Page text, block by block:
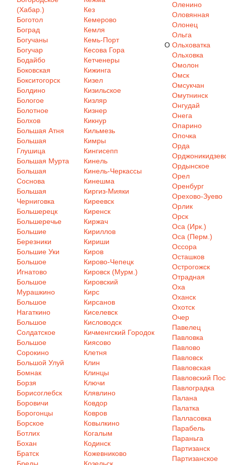
(Хабар.)
Боготол
Боград
Богучаны
Богучар
Бодайбо
Боковская
Бокситогорск
Болдино
Бологое
Болотное
Болхов
Большая Атня
Большая
Глушица
Большая Мурта
Большая
Соснова
Большая
Черниговка
Большерецк
Большеречье
Большие
Березники
Большие Уки
Большое
Игнатово
Большое
Мурашкино
Большое
Нагаткино
Большое
Солдатское
Большое
Сорокино
Большой Улуй
Бомнак
Борзя
Борисоглебск
Боровичи
Борогонцы
Борское
Ботлих
Бохан
Братск
Кез
Кемерово
Кемля
Кемь-Порт
Кесова Гора
Кетченеры
Кижинга
Кизел
Кизильское
Кизляр
Кизнер
Кикнур
Кильмезь
Кимры
Кингисепп
Кинель
Кинель-Черкассы
Кинешма
Киргиз-Мияки
Киреевск
Киренск
Киржач
Кириллов
Кириши
Киров
Кирово-Чепецк
Кировск (Мурм.)
Кировский
Кирс
Кирсанов
Киселевск
Кисловодск
Кичменгский Городок
Киясово
Клетня
Клин
Клинцы
Ключи
Клявлино
Ковдор
Ковров
Ковылкино
Когалым
Кодинск
Кожевниково
О
Оленино
Оловянная
Олонец
Ольга
Ольховатка
Ольховка
Омолон
Омск
Омсукчан
Омутнинск
Онгудай
Онега
Опарино
Опочка
Орда
Ордынское
Орел
Оренбург
Орехово-Зуево
Орлик
Орск
Оса (Ирк.)
Оса (Перм.)
Оссора
Осташков
Острогожск
Отрадная
Оха
Оханск
Охотск
Очер
Павелец
Павловка
Павлово
Павловск
Павловская
Павловский
Павлоградка
Палана
Палатка
Палласовка
Парабель
Параньга
Партизанск
Партизанское